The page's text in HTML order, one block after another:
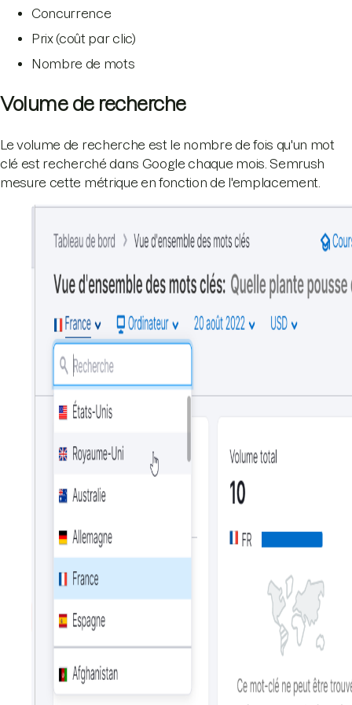
Concurrence
Prix (coût par clic)
Nombre de mots
Volume de recherche
Le volume de recherche est le nombre de fois qu'un mot
clé est recherché dans Google chaque mois. Semrush
mesure cette métrique en fonction de l'emplacement.